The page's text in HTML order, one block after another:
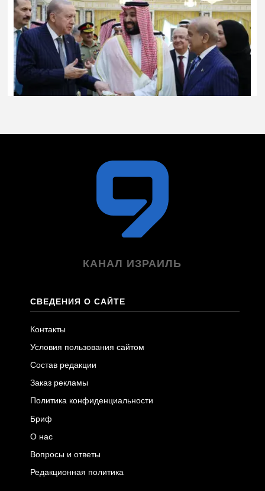
КАНАЛ ИЗРАИЛЬ
СВЕДЕНИЯ О САЙТЕ
Контакты
Условия пользования сайтом
Состав редакции
Заказ рекламы
Политика конфиденциальности
Бриф
О нас
Вопросы и ответы
Редакционная политика